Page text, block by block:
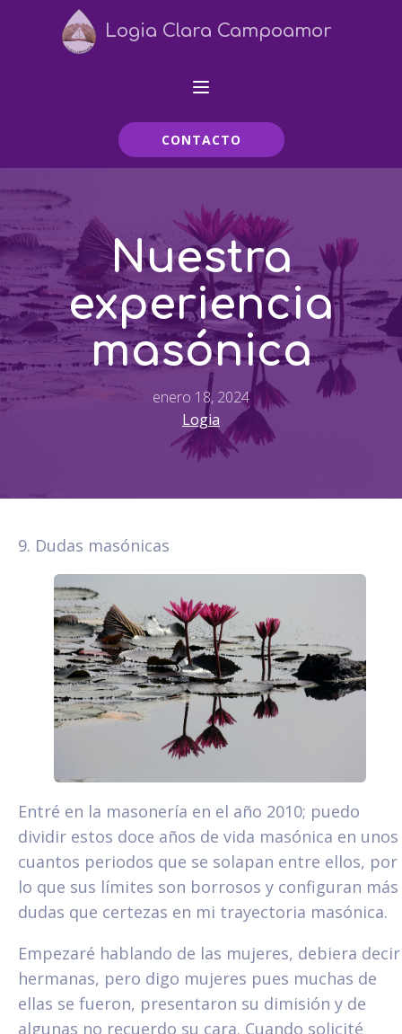
Logia Clara Campoamor
CONTACTO
Nuestra
experiencia
masónica
enero 18, 2024
Logia
9. Dudas masónicas
Entré en la masonería en el año 2010; puedo
dividir estos doce años de vida masónica en unos
cuantos periodos que se solapan entre ellos, por
lo que sus límites son borrosos y configuran más
dudas que certezas en mi trayectoria masónica.
Empezaré hablando de las mujeres, debiera decir
hermanas, pero digo mujeres pues muchas de
ellas se fueron, presentaron su dimisión y de
algunas no recuerdo su cara. Cuando solicité